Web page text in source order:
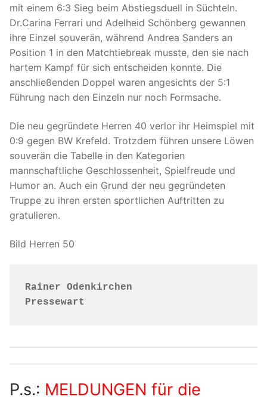
mit einem 6:3 Sieg beim Abstiegsduell in Süchteln.
Dr.Carina Ferrari und Adelheid Schönberg gewannen
ihre Einzel souverän, während Andrea Sanders an
Position 1 in den Matchtiebreak musste, den sie nach
hartem Kampf für sich entscheiden konnte. Die
anschließenden Doppel waren angesichts der 5:1
Führung nach den Einzeln nur noch Formsache.
Die neu gegründete Herren 40 verlor ihr Heimspiel mit
0:9 gegen BW Krefeld. Trotzdem führen unsere Löwen
souverän die Tabelle in den Kategorien
mannschaftliche Geschlossenheit, Spielfreude und
Humor an. Auch ein Grund der neu gegründeten
Truppe zu ihren ersten sportlichen Auftritten zu
gratulieren.
Bild Herren 50
Rainer Odenkirchen
Pressewart
P.s.: MELDUNGEN für die